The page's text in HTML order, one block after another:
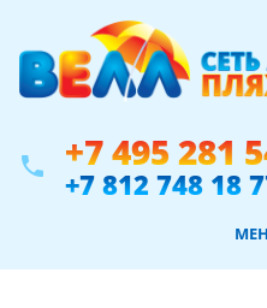
phone +7 495 281
+7 812 748 18